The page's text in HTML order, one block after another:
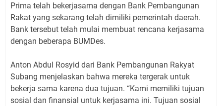
Prima telah bekerjasama dengan Bank Pembangunan
Rakat yang sekarang telah dimiliki pemerintah daerah.
Bank tersebut telah mulai membuat rencana kerjasama
dengan beberapa BUMDes.
Anton Abdul Rosyid dari Bank Pembangunan Rakyat
Subang menjelaskan bahwa mereka tergerak untuk
bekerja sama karena dua tujuan. “Kami memiliki tujuan
sosial dan finansial untuk kerjasama ini. Tujuan sosial